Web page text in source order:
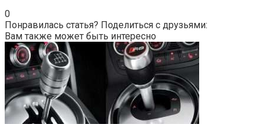
0
Понравилась статья? Поделиться с друзьями:
Вам также может быть интересно